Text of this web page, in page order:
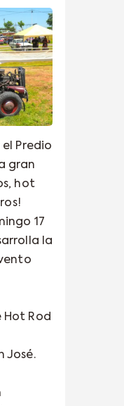
el Predio
gran
hot
17
la
Hot Rod
José.